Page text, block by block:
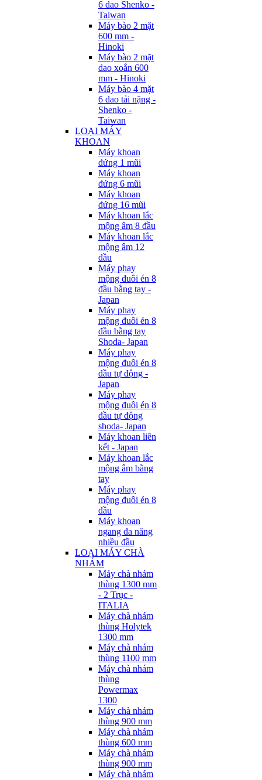
6 dao Shenko -
Taiwan
Máy bào 2 mặt
600 mm -
Hinoki
Máy bào 2 mặt
dao xoắn 600
mm - Hinoki
Máy bào 4 mặt
6 dao tải nặng -
Shenko -
Taiwan
LOẠI MÁY
KHOAN
Máy khoan
đứng 1 mũi
Máy khoan
đứng 6 mũi
Máy khoan
đứng 16 mũi
Máy khoan lắc
mộng âm 8 đầu
Máy khoan lắc
mộng âm 12
đầu
Máy phay
mộng đuôi én 8
đầu bằng tay -
Japan
Máy phay
mộng đuôi én 8
đầu bằng tay
Shoda- Japan
Máy phay
mộng đuôi én 8
đầu tự động -
Japan
Máy phay
mộng đuôi én 8
đầu tự động
shoda- Japan
Máy khoan liên
kết - Japan
Máy khoan lắc
mộng âm bằng
tay
Máy phay
mộng đuôi én 8
đầu
Máy khoan
ngang đa năng
nhiều đầu
LOẠI MÁY CHÀ
NHÁM
Máy chà nhám
thùng 1300 mm
- 2 Trục -
ITALIA
Máy chà nhám
thùng Holytek
1300 mm
Máy chà nhám
thùng 1100 mm
Máy chà nhám
thùng
Powermax
1300
Máy chà nhám
thùng 900 mm
Máy chà nhám
thùng 600 mm
Máy chà nhám
thùng 900 mm
Máy chà nhám